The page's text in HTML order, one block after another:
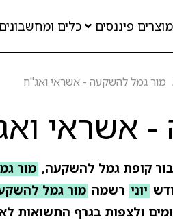
פיננסים כלים ומחשבונים
מור גמל להשקעה - אשראי ואג"ח
אשראי
קופת גמל להשקעה, מור
יוני רשמה מור גמל
ולצפות בגרף התשואות